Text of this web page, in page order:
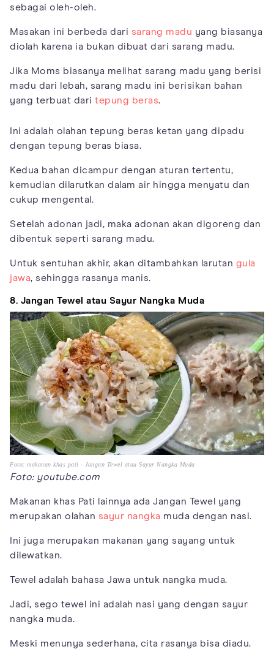
sebagai oleh-oleh.
Masakan ini berbeda dari sarang madu yang biasanya
diolah karena ia bukan dibuat dari sarang madu.
Jika Moms biasanya melihat sarang madu yang berisi
madu dari lebah, sarang madu ini berisikan bahan
yang terbuat dari tepung beras.
Ini adalah olahan tepung beras ketan yang dipadu
dengan tepung beras biasa.
Kedua bahan dicampur dengan aturan tertentu,
kemudian dilarutkan dalam air hingga menyatu dan
cukup mengental.
Setelah adonan jadi, maka adonan akan digoreng dan
dibentuk seperti sarang madu.
Untuk sentuhan akhir, akan ditambahkan larutan gula
jawa, sehingga rasanya manis.
8. Jangan Tewel atau Sayur Nangka Muda
Foto: makanan khas pati - Jangan Tewel atau Sayur Nangka Muda
Foto: youtube.com
Makanan khas Pati lainnya ada Jangan Tewel yang
merupakan olahan sayur nangka muda dengan nasi.
Ini juga merupakan makanan yang sayang untuk
dilewatkan.
Tewel adalah bahasa Jawa untuk nangka muda.
Jadi, sego tewel ini adalah nasi yang dengan sayur
nangka muda.
Meski menunya sederhana, cita rasanya bisa diadu.